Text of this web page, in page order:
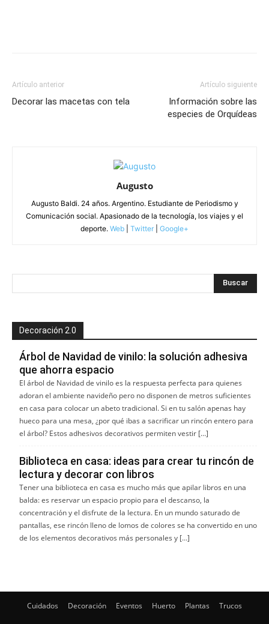
Artículo anterior
Decorar las macetas con tela
Artículo siguiente
Información sobre las
especies de Orquídeas
Augusto
Augusto Baldi. 24 años. Argentino. Estudiante de Periodismo y
Comunicación social. Apasionado de la tecnología, los viajes y el
deporte. Web Twitter Google+
Decoración 2.0
Árbol de Navidad de vinilo: la solución adhesiva
que ahorra espacio
El árbol de Navidad de vinilo es la respuesta perfecta para quienes
adoran el ambiente navideño pero no disponen de metros suficientes
en casa para colocar un abeto tradicional. Si en tu salón apenas hay
hueco para una mesa, ¿por qué ibas a sacrificar un rincón entero para
el árbol? Estos adhesivos decorativos permiten vestir […]
Biblioteca en casa: ideas para crear tu rincón de
lectura y decorar con libros
Tener una biblioteca en casa es mucho más que apilar libros en una
balda: es reservar un espacio propio para el descanso, la
concentración y el disfrute de la lectura. En un mundo saturado de
pantallas, ese rincón lleno de lomos de colores se ha convertido en uno
de los elementos decorativos más personales y […]
Cuidados Decoración Eventos Huerto Plantas Trucos